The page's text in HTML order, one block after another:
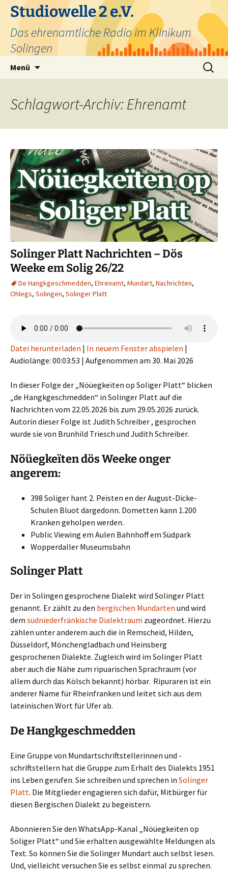
Zum
Inhalt
springen
Studiowelle 2 e.V.
Das ehrenamtliche Radio im Klinikum
Solingen
Menü
Suchen
nach:
Schlagwort-Archiv: Ehrenamt
Solinger Platt Nachrichten – Dös
Weeke em Solig 26/22
De Hangkgeschmedden, Ehrenamt, Mundart, Nachrichten,
Ohlegs, Solingen, Solinger Platt
Datei herunterladen | In neuem Fenster abspielen |
Audiolänge: 00:03:53 | Aufgenommen am 30. Mai 2026
In dieser Folge der „Nöüegkeïten op Soliger Platt“ blicken
„de Hangkgeschmedden“ in Solinger Platt auf die
Nachrichten vom 22.05.2026 bis zum 29.05.2026 zurück.
Autorin dieser Folge ist Judith Schreiber , gesprochen
wurde sie von Brunhild Triesch und Judith Schreiber.
Nöüegkeïten dös Weeke onger
angerem:
398 Soliger hant 2. Peïsten en der August-Dicke-
Schulen Bluot dargedonn. Dometten kann 1.200
Kranken geholpen werden.
Public Viewing em Aulen Bahnhoff em Südpark
Wopperdaller Museumsbahn
Solinger Platt
Der in Solingen gesprochene Dialekt wird Solinger Platt
genannt. Er zählt zu den bergischen Mundarten und wird
dem südniederfränkische Dialektraum zugeordnet. Hierzu
zählen unter anderem auch die in Remscheid, Hilden,
Düsseldorf, Mönchengladbach und Heinsberg
gesprochenen Dialekte. Zugleich wird im Solinger Platt
aber auch die Nähe zum ripuarischen Sprachraum (vor
allem durch das Kölsch bekannt) hörbar. Ripuraren ist ein
anderer Name für Rheinfranken und leitet sich aus dem
lateinischen Wort für Ufer ab.
De Hangkgeschmedden
Eine Gruppe von Mundartschriftstellerinnen und -
schriftstellern hat die Gruppe zum Erhalt des Dialekts 1951
ins Leben gerufen. Sie schreiben und sprechen in Solinger
Platt. Die Mitglieder engagieren sich dafür, Mitbürger für
diesen Bergischen Dialekt zu begeistern.
Abonnieren Sie den WhatsApp-Kanal „Nöüegkeïten op
Soliger Platt“ und Sie erhalten ausgewählte Meldungen als
Text. So können Sie die Solinger Mundart auch selbst lesen.
Und, vielleicht versuchen Sie es selbst einmal zu sprechen.